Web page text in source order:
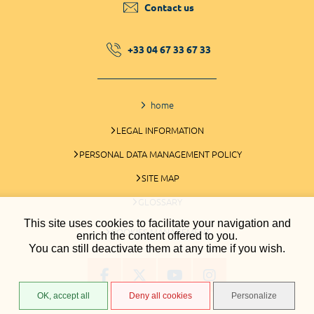
This site uses cookies to facilitate your navigation and
enrich the content offered to you.
You can still deactivate them at any time if you wish.
OK, accept all Deny all cookies Personalize
Contact us
+33 04 67 33 67 33
home
LEGAL INFORMATION
PERSONAL DATA MANAGEMENT POLICY
SITE MAP
GLOSSARY
COOKIES MANAGEMENT